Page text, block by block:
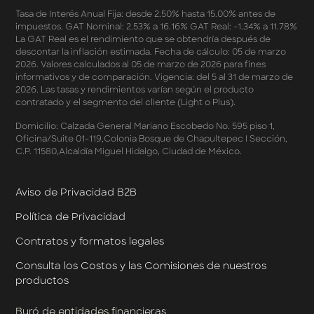
Términos y Condiciones - Apartados - Tasas
Preferentes Febrero 2026
Términos y Condiciones - Programa de Cashback
AWIN
Pago de Servicios a MSI – Supermercados Enero -
Marzo 2026
Términos y Condiciones - Meses Sin Intereses y SplitK
Cashback
Términos y Condiciones Aplicables a la Tarjeta de
Apartados
Mastercard
Términos y Condiciones de Klar Plus
Klar Empresarial
Términos y Condiciones - Rendimiento Preferencial en
Cuentas Empresariales
Términos y Condiciones de Promociones de Klar
Tasa de Interés Anual Fija: desde 2.50% hasta 15.00% antes de
impuestos. GAT Nominal: 2.53% a 16.16% GAT Real: -1.34% a 11.78%
La GAT Real es el rendimiento que se obtendría después de
descontar la inflación estimada. Fecha de cálculo: 05 de marzo
2026. Valores calculados al 05 de marzo de 2026 para fines
informativos y de comparación. Vigencia: del 5 al 31 de marzo de
2026. Las tasas y rendimientos varían según el producto
contratado y el segmento del cliente (Light o Plus).
Domicilio: Calzada General Mariano Escobedo No. 595 piso 1,
Oficina/Suite 01-119,Colonia Bosque de Chapultepec I Sección,
C.P. 11580,Alcaldía Miguel Hidalgo, Ciudad de México.
Aviso de Privacidad B2B
Política de Privacidad
Contratos y formatos legales
Consulta los Costos y las Comisiones de nuestros
productos